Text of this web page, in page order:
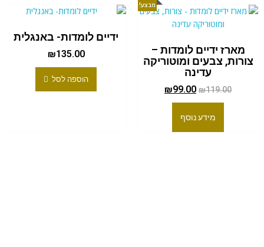
מבצע!
מארז ידיים לומדות –
צורות, צבעים ומוטוריקה
עדינה
₪119.00
₪99.00
מידע נוסף
ידיים לומדות- באנגלית
₪135.00
הוספה לסל